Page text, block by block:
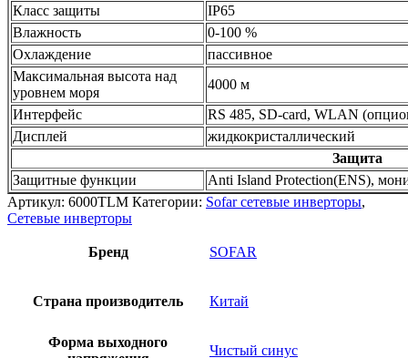
Класс защиты
IP65
Влажность
0-100 %
Охлаждение
пассивное
Максимальная высота над
уровнем моря
4000 м
Интерфейс
RS 485, SD-card, WLAN
Дисплей
жидкокристаллический
Защита
Защитные функции
Anti Island Protection(ENS),
Артикул: 6000TLM Категории: Sofar сетевые инверторы,
Сетевые инверторы
Бренд SOFAR
Страна производитель Китай
Форма выходного
Чистый синус